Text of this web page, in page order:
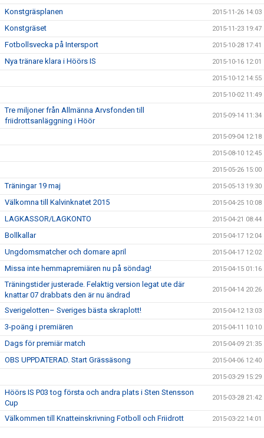
Konstgräsplanen 2015-11-26 14:03
Konstgräset 2015-11-23 19:47
Fotbollsvecka på Intersport 2015-10-28 17:41
Nya tränare klara i Höörs IS 2015-10-16 12:01
2015-10-12 14:55
2015-10-02 11:49
Tre miljoner från Allmänna Arvsfonden till
friidrottsanläggning i Höör
2015-09-14 11:34
2015-09-04 12:18
2015-08-10 12:45
2015-05-26 15:00
Träningar 19 maj 2015-05-13 19:30
Välkomna till Kalvinknatet 2015 2015-04-25 10:08
LAGKASSOR/LAGKONTO 2015-04-21 08:44
Bollkallar 2015-04-17 12:04
Ungdomsmatcher och domare april 2015-04-17 12:02
Missa inte hemmapremiären nu på söndag! 2015-04-15 01:16
Träningstider justerade. Felaktig version legat ute där
knattar 07 drabbats den är nu ändrad
2015-04-14 20:26
Sverigelotten– Sveriges bästa skraplott! 2015-04-12 13:03
3-poäng i premiären 2015-04-11 10:10
Dags för premiär match 2015-04-09 21:35
OBS UPPDATERAD. Start Grässäsong 2015-04-06 12:40
2015-03-29 15:29
Höörs IS P03 tog första och andra plats i Sten Stensson
Cup
2015-03-28 21:42
Välkommen till Knatteinskrivning Fotboll och Friidrott 2015-03-22 14:01